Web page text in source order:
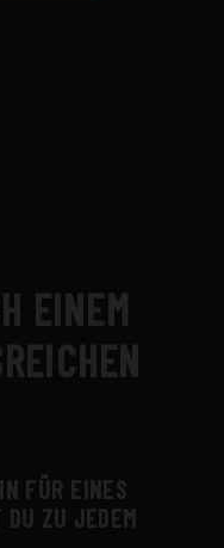
EINEM
FÜR EINES
ZU JEDEM